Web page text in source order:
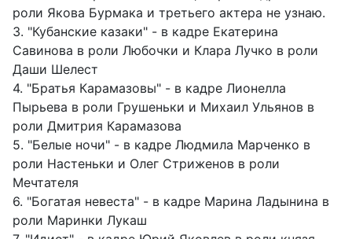
роли Якова Бурмака и третьего актера не узнаю.
3. "Кубанские казаки" - в кадре Екатерина
Савинова в роли Любочки и Клара Лучко в роли
Даши Шелест
4. "Братья Карамазовы" - в кадре Лионелла
Пырьева в роли Грушеньки и Михаил Ульянов в
роли Дмитрия Карамазова
5. "Белые ночи" - в кадре Людмила Марченко в
роли Настеньки и Олег Стриженов в роли
Мечтателя
6. "Богатая невеста" - в кадре Марина Ладынина в
роли Маринки Лукаш